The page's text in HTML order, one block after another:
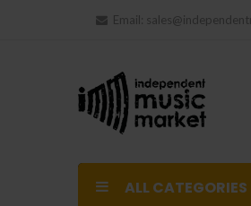
Email:
ALL CATEGORIES